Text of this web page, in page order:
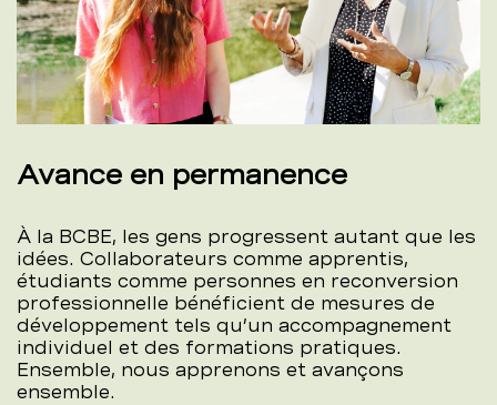
Avance en permanence
À la BCBE, les gens progressent autant que les
idées. Collaborateurs comme apprentis,
étudiants comme personnes en reconversion
professionnelle bénéficient de mesures de
développement tels qu’un accompagnement
individuel et des formations pratiques.
Ensemble, nous apprenons et avançons
ensemble.